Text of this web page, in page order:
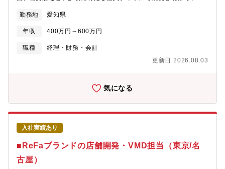
で習得できます。・手触り感のある「0→1」フェーズ：出来上が
った組織ではなく、これからSoCの立ち上げやゼロトラスト化を
ドになります。・経営層に近い立場で活躍：セキュリティは経営
験が積めます。【組織として目指す姿】当社グループは持続的な
成長を続ける中で、IT・デジタルを活用した競争力の強化に取り
「信頼の基盤」を構築することを目指しています。特に本ポジシ
名情報システム部：29名ITインフラ・サポート室：６名 ※配属
SIer出身者・事業会社の社内ＳＥ【キャリアパス】入社後はセキ
ュリティ・ガバナンスのスペシャリストとして経験を積んでいた
だきますが、その後の可能性は多岐にわたります。・セキュリテ
つける「管理」の役割は、経営スピードを加速させるために不可
欠です。今回は、多種多様な取引を支える実務のプロフェッショ
ナルとして、将来的にはリーダーや業務改善（BPR）を担ってい
ただける自律的な仲間を募集します。【仕事内容】事業販売管理
店、大手企業等）の売上管理・債権管理業務を中心にお任せしま
「管理・分析」がミッションです。※いわゆる「未回収金の督
促」そのものではなく、正しい数字を導き出し、回収を完了させ
るための「仕組みの運用」がメインです。【具体的な業務内容】
・売上・入金照合：法人取引先からの入金確認、および基幹シス
テム（SAP等）での回収消込。※各社企業からの入金照合、決済
代行会社からの入金照合がメインとなります・請求・支払い管
理：担当市場における請求書の発行、および支払い依頼の起
票。・違算特定・手数料計算：入金差異の原因調査や、大手取次
代理店等との取引に伴う各種手数料の計算・支払管理。・月次締
勤務地 愛知県
年収 400万円～600万円
職種
経理・財務・会計
更新日 2026.08.03
気になる
入社実績あり
■ReFaブランドの店舗開発・VMD担当（東京/名
古屋）